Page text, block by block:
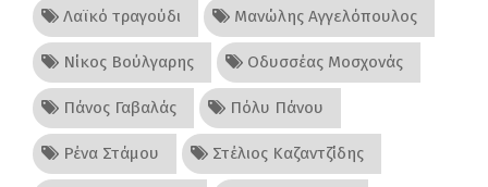
Λαϊκό τραγούδι Μανώλης Αγγελόπουλος
Νίκος Βούλγαρης Οδυσσέας Μοσχονάς
Πάνος Γαβαλάς Πόλυ Πάνου
Ρένα Στάμου Στέλιος Καζαντζίδης